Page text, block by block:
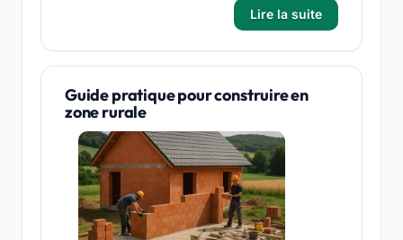
Lire la suite
Guide pratique pour construire en
zone rurale